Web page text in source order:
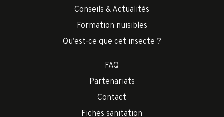
Conseils & Actualités
Formation nuisibles
Qu’est-ce que cet insecte ?
FAQ
Partenariats
Contact
Fiches sanitation